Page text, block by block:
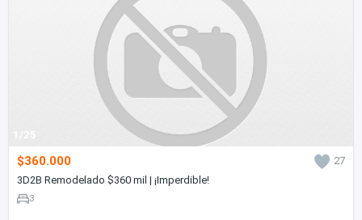
1/25
$360.000
27
3D2B Remodelado $360 mil | ¡Imperdible!
3